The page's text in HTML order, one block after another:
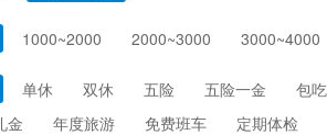
/矿产
环保
1000~2000 2000~3000 3000~4000
单休 双休 五险 五险一金 包吃
金
年度旅游 免费班车 定期体检